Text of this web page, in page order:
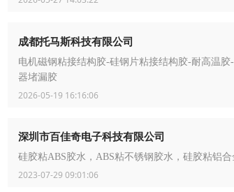
成都托马斯科技有限公司
电机磁钢粘接结构胶-硅钢片粘接结构胶-耐高温胶
器堵漏胶
2026-05-19 16:16:06
深圳市百佳奇电子科技有限公司
硅胶粘ABS胶水，ABS粘不锈钢胶水，硅胶粘铝
2023-07-29 09:01:06